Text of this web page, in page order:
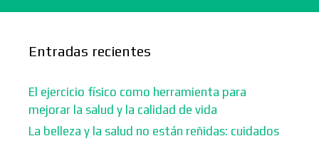
Entradas recientes
El ejercicio físico como herramienta para
mejorar la salud y la calidad de vida
La belleza y la salud no están reñidas: cuidados